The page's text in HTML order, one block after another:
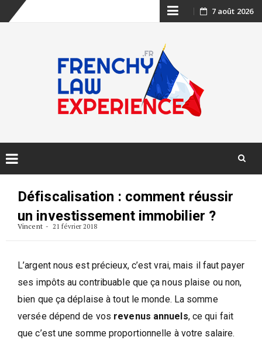
Skip
content
7 août 2026
Défiscalisation : comment réussir
un investissement immobilier ?
Vincent 21 février 2018
L’argent nous est précieux, c’est vrai, mais il faut payer
ses impôts au contribuable que ça nous plaise ou non,
bien que ça déplaise à tout le monde. La somme
versée dépend de vos revenus annuels, ce qui fait
que c’est une somme proportionnelle à votre salaire.